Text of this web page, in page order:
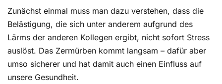
Zunächst einmal muss man dazu verstehen, dass die
Belästigung, die sich unter anderem aufgrund des
Lärms der anderen Kollegen ergibt, nicht sofort Stress
auslöst. Das Zermürben kommt langsam – dafür aber
umso sicherer und hat damit auch einen Einfluss auf
unsere Gesundheit.